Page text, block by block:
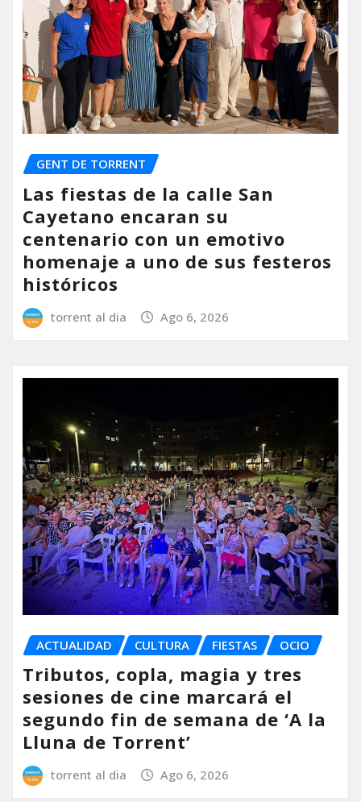
GENT DE TORRENT
Las fiestas de la calle San
Cayetano encaran su
centenario con un emotivo
homenaje a uno de sus festeros
históricos
torrent al dia Ago 6, 2026
ACTUALIDAD CULTURA FIESTAS OCIO
Tributos, copla, magia y tres
sesiones de cine marcará el
segundo fin de semana de ‘A la
Lluna de Torrent’
torrent al dia Ago 6, 2026